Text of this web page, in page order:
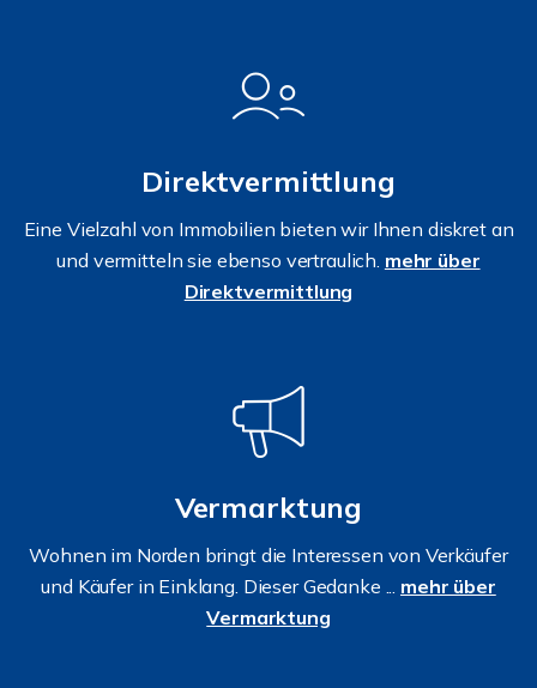
Direktvermittlung
Eine Vielzahl von Immobilien bieten wir Ihnen diskret an
und vermitteln sie ebenso vertraulich. mehr über
Direktvermittlung
Vermarktung
Wohnen im Norden bringt die Interessen von Verkäufer
und Käufer in Einklang. Dieser Gedanke ... mehr über
Vermarktung